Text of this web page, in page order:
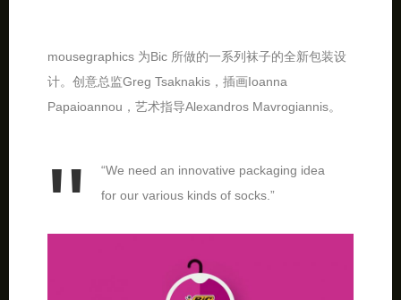
mousegraphics 为Bic 所做的一系列袜子的全新包装设
计。创意总监Greg Tsaknakis，插画Ioanna
Papaioannou，艺术指导Alexandros Mavrogiannis。
“We need an innovative packaging idea
for our various kinds of socks.”